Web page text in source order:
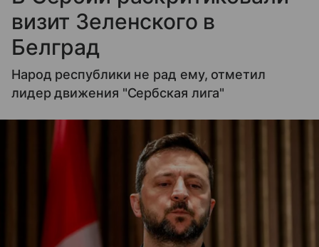
визит Зеленского в
Белград
Народ республики не рад ему, отметил
лидер движения "Сербская лига"